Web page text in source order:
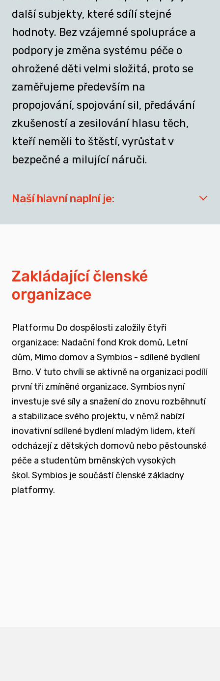
další subjekty, které sdílí stejné
hodnoty. Bez vzájemné spolupráce a
podpory je změna systému péče o
ohrožené děti velmi složitá, proto se
zaměřujeme především na
propojování, spojování sil, předávání
zkušeností a zesilování hlasu těch,
kteří neměli to štěstí, vyrůstat v
bezpečné a milující náruči.
Naší hlavní naplní je:
spojovat sílu hlasu nevládního sektoru v
zapojovat se do advokační činnosti, která
souvisí i se změnou legislativy a systému
jako takového
nést a podporovat sílu hlasu těch, kteří
vyrůstali mimo své biologické rodiny
rozvíjet dialog a vést kontruktivní debaty
spojené se změnou systému péče o
podporovat vzdělání a osvětu nejen u
Zakládající členské
organizace
Platformu Do dospělosti založily čtyři
organizace: Nadační fond Krok domů, Letní
dům, Mimo domov a Symbios - sdílené bydlení
Brno. V tuto chvíli se aktivně na organizaci podílí
první tři zmíněné organizace. Symbios nyní
investuje své síly a snažení do znovu rozběhnutí
a stabilizace svého projektu, v němž nabízí
inovativní sdílené bydlení mladým lidem, kteří
odcházejí z dětských domovů nebo pěstounské
péče a studentům brněnských vysokých
škol. Symbios je součástí členské základny
platformy.